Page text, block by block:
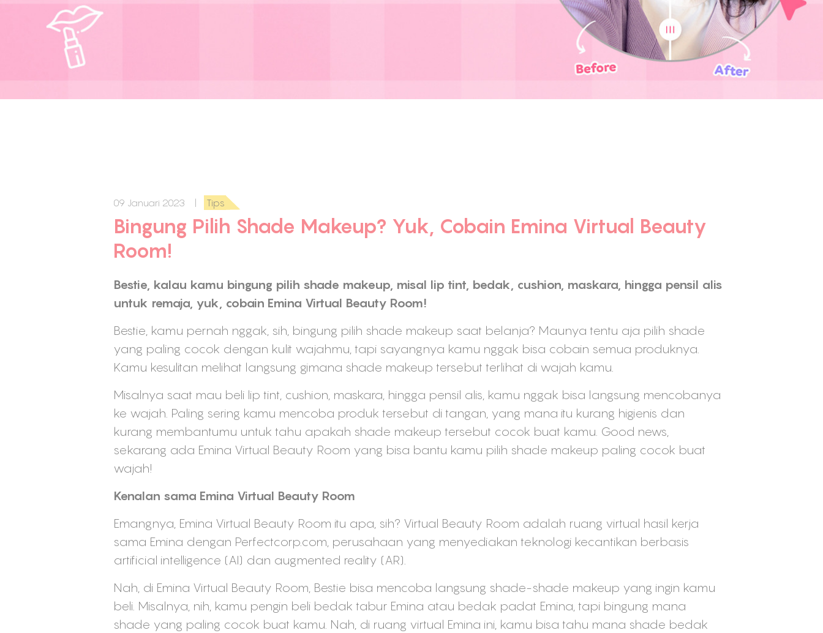
09 Januari 2023 | Tips
Bingung Pilih Shade Makeup? Yuk, Cobain Emina Virtual Beauty
Room!
Bestie, kalau kamu bingung pilih shade makeup, misal lip tint, bedak, cushion, maskara, hingga pensil alis
untuk remaja, yuk, cobain Emina Virtual Beauty Room!
Bestie, kamu pernah nggak, sih, bingung pilih shade makeup saat belanja? Maunya tentu aja pilih shade
yang paling cocok dengan kulit wajahmu, tapi sayangnya kamu nggak bisa cobain semua produknya.
Kamu kesulitan melihat langsung gimana shade makeup tersebut terlihat di wajah kamu.
Misalnya saat mau beli lip tint, cushion, maskara, hingga pensil alis, kamu nggak bisa langsung mencobanya
ke wajah. Paling sering kamu mencoba produk tersebut di tangan, yang mana itu kurang higienis dan
kurang membantumu untuk tahu apakah shade makeup tersebut cocok buat kamu. Good news,
sekarang ada Emina Virtual Beauty Room yang bisa bantu kamu pilih shade makeup paling cocok buat
wajah!
Kenalan sama Emina Virtual Beauty Room
Emangnya, Emina Virtual Beauty Room itu apa, sih? Virtual Beauty Room adalah ruang virtual hasil kerja
sama Emina dengan Perfectcorp.com, perusahaan yang menyediakan teknologi kecantikan berbasis
artificial intelligence (AI) dan augmented reality (AR).
Nah, di Emina Virtual Beauty Room, Bestie bisa mencoba langsung shade-shade makeup yang ingin kamu
beli. Misalnya, nih, kamu pengin beli bedak tabur Emina atau bedak padat Emina, tapi bingung mana
shade yang paling cocok buat kamu. Nah, di ruang virtual Emina ini, kamu bisa tahu mana shade bedak